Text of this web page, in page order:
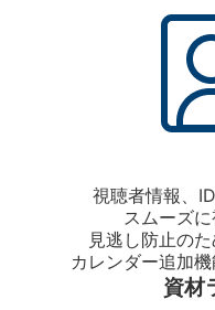
視聴者情報、
スムーズに
見逃し防止の
カレンダー追加
資材